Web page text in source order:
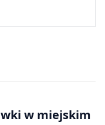
w miejskim